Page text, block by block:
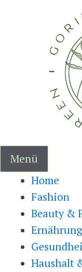
Menü
Home
Fashion
Beauty &
Ernährung
Haushalt